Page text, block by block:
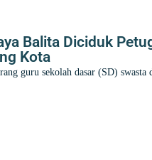
Balita Diciduk
Kota
guru sekolah dasar (SD) swasta